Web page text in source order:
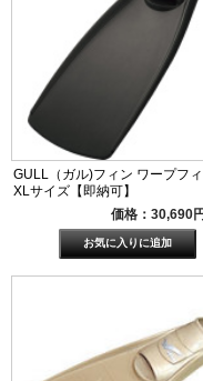
GULL（ガル)フィン ワープフィ
XLサイズ【即納可】
価格：30,690